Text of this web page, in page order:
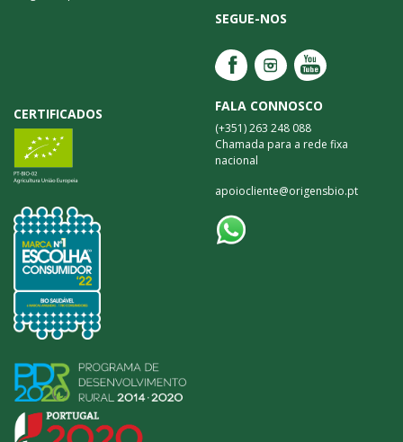
SEGUE-NOS
FALA CONNOSCO
(+351) 263 248 088
Chamada para a rede fixa
nacional
apoiocliente@origensbio.pt
CERTIFICADOS